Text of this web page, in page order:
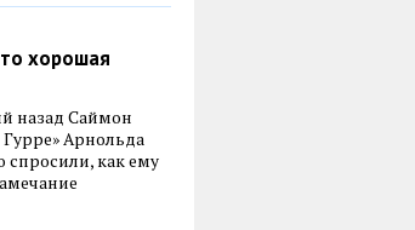
хорошая
назад Саймон
Арнольда
спросили, как ему